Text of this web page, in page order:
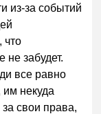
из-за событий
что
не забудет.
все равно
некуда
за свои права,